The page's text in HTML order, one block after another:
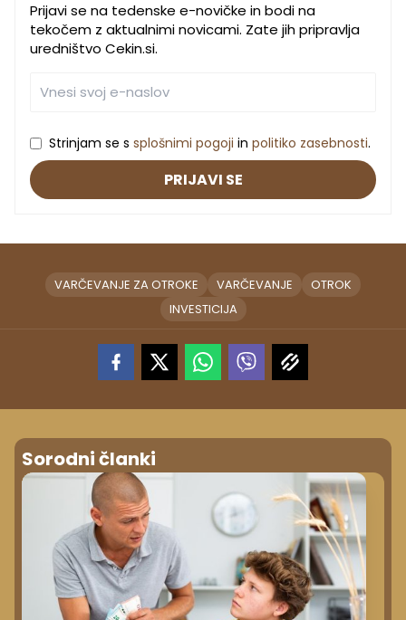
Prijavi se na tedenske e-novičke in bodi na
tekočem z aktualnimi novicami. Zate jih pripravlja
uredništvo Cekin.si.
Strinjam se s splošnimi pogoji in politiko zasebnosti.
PRIJAVI SE
VARČEVANJE ZA OTROKE VARČEVANJE
OTROK
INVESTICIJA
Sorodni članki